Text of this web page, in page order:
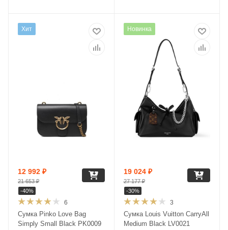
Хит
6
Сумка Pinko Love Bag
Simply Small Black PK0009
12 992 ₽
21 653₽
-40%
Новинка
3
Сумка Louis Vuitton CarryAll
Medium Black LV0021
19 024₽
27 177₽
-30%